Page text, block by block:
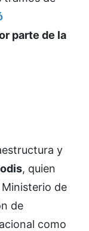
parte de la
y
, quien
de
de
como